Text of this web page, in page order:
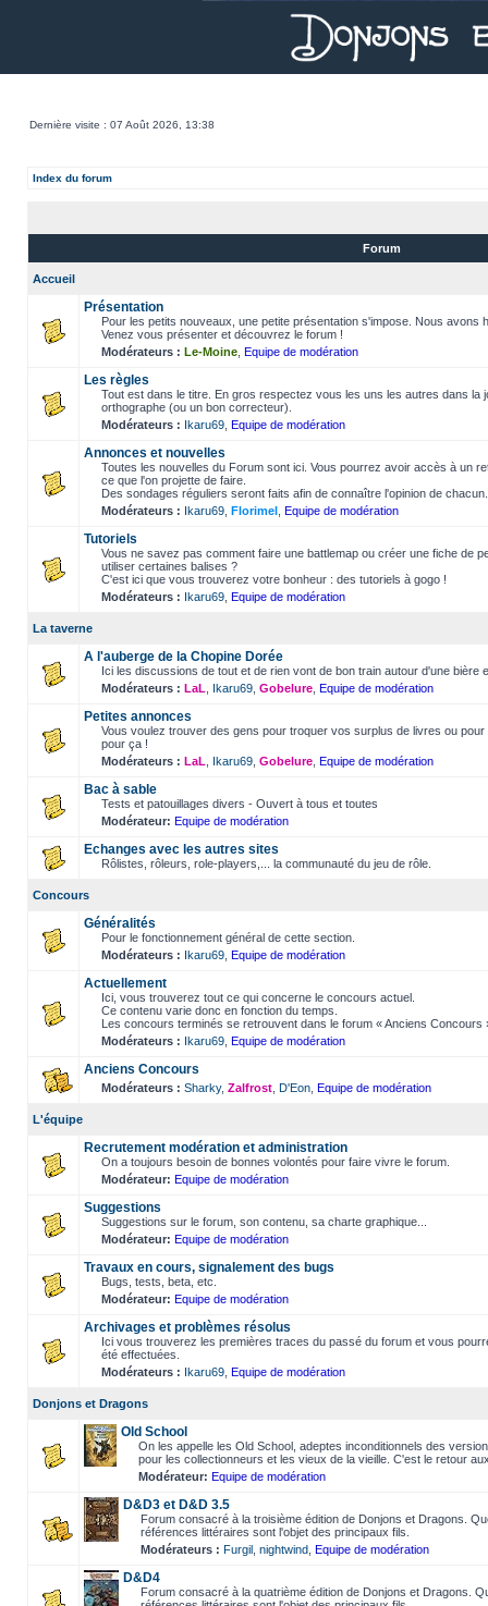
Dernière visite : 07 Août 2026, 13:38
Index du forum
Forum
Accueil
Présentation
Pour les petits nouveaux, une petite présentation s'impose. Nous avons
Venez vous présenter et découvrez le forum !
Modérateurs : Le-Moine Equipe de modération
Les règles
Tout est dans le titre. En gros respectez vous les uns les autres dans la
orthographe (ou un bon correcteur).
Modérateurs : Ikaru69 Equipe de modération
Annonces et nouvelles
Toutes les nouvelles du Forum sont ici. Vous pourrez avoir accès à un
ce que l'on projette de faire.
Des sondages réguliers seront faits afin de connaître l'opinion de chacun.
Modérateurs : Ikaru69 Florimel Equipe de modération
Tutoriels
Vous ne savez pas comment faire une battlemap ou créer une fiche de
utiliser certaines balises ?
C'est ici que vous trouverez votre bonheur : des tutoriels à gogo !
Modérateurs : Ikaru69 Equipe de modération
La taverne
A l'auberge de la Chopine Dorée
Ici les discussions de tout et de rien vont de bon train autour d'une bière
Modérateurs : LaL Ikaru69 Gobelure Equipe de modération
Petites annonces
Vous voulez trouver des gens pour troquer vos surplus de livres ou
pour ça !
Modérateurs : LaL Ikaru69 Gobelure Equipe de modération
Bac à sable
Tests et patouillages divers - Ouvert à tous et toutes
Modérateur: Equipe de modération
Echanges avec les autres sites
Rôlistes, rôleurs, role-players,... la communauté du jeu de rôle.
Concours
Généralités
Pour le fonctionnement général de cette section.
Modérateurs : Ikaru69 Equipe de modération
Actuellement
Ici, vous trouverez tout ce qui concerne le concours actuel.
Ce contenu varie donc en fonction du temps.
Les concours terminés se retrouvent dans le forum « Anciens Concours
Modérateurs : Ikaru69 Equipe de modération
Anciens Concours
Modérateurs : Sharky, Zalfrost D'Eon Equipe de modération
L'équipe
Recrutement modération et administration
On a toujours besoin de bonnes volontés pour faire vivre le forum.
Modérateur: Equipe de modération
Suggestions
Suggestions sur le forum, son contenu, sa charte graphique...
Modérateur: Equipe de modération
Travaux en cours, signalement des bugs
Bugs, tests, beta, etc.
Modérateur: Equipe de modération
Archivages et problèmes résolus
Ici vous trouverez les premières traces du passé du forum et vous
été effectuées.
Modérateurs : Ikaru69 Equipe de modération
Donjons et Dragons
Old School
On les appelle les Old School, adeptes inconditionnels des
pour les collectionneurs et les vieux de la vieille. C'est le retour
Modérateur: Equipe de modération
D&D3 et D&D 3.5
Forum consacré à la troisième édition de Donjons et Dragons.
références littéraires sont l'objet des principaux fils.
Modérateurs : Furgil nightwind Equipe de modération
D&D4
Forum consacré à la quatrième édition de Donjons et Dragons.